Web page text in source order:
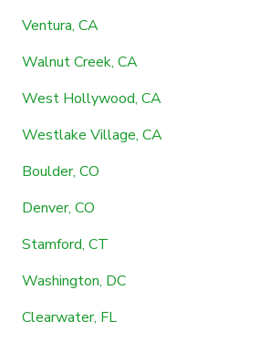
Ventura, CA
Walnut Creek, CA
West Hollywood, CA
Westlake Village, CA
Boulder, CO
Denver, CO
Stamford, CT
Washington, DC
Clearwater, FL